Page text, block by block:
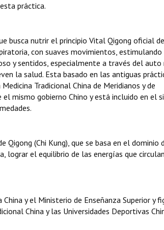
práctica.
busca nutrir el principio Vital Qigong oficial
con suaves movimientos, estimulando
y sentidos, especialmente a través del auto
la salud. Esta basado en las antiguas
Tradicional China de Meridianos y de
mismo gobierno Chino y está incluido en el
(Chi Kung), que se basa en el dominio
lograr el equilibrio de las energías que
y el Ministerio de Enseñanza Superior y
China y las Universidades Deportivas